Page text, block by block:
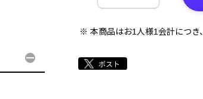
本商品はお1人様1会計につき